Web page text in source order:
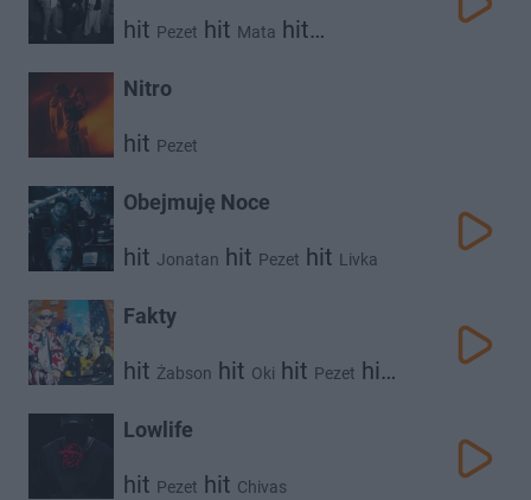
hit Pezet hit Mata hit
Nitro
hit Pezet
Obejmuję Noce
hit Jonatan hit Pezet hit Livka
Fakty
hit Żabson hit Oki hit Pezet hit
Lowlife
hit Pezet hit Chivas